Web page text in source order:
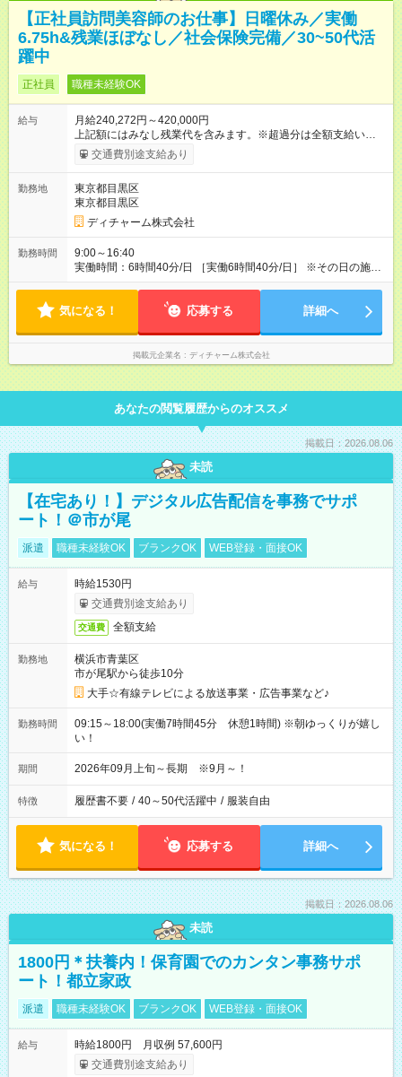
【正社員訪問美容師のお仕事】日曜休み／実働
6.75h&残業ほぼなし／社会保険完備／30~50代活
躍中
正社員 職種未経験OK
給与
月給240,272円～420,000円
上記額にはみなし残業代を含みます。※超過分は全額支給いたし
ます。 みなし残業代 56,772円／月 みなし残業時間 41.5時間／
月 【みなし残業について】 みなし残業には帰宅時間と帰宅後の
働がなくても固定の手当としてお支払いしています。 施設での
稼働が長引いた場合、その分の残業代をお支払いいたします。
【モデル年収】 入社2年目/チーフスタイリスト/40代：29万円
（週5日勤務、担当業務手当含む） 入社4年目/チームリーダ
ー/50代：35万円（週5日勤務、自家用車手当、担当業務手当含
む） 入社12年目/エリアマネージャー/40代：55万円（週6日勤
昇給あり 【各種手当】 土曜手当：1，000円、祝日手当：2，
000円 自家用車手当：25，000～35，000円（居住地域によ
る）、遠距離手当：移動距離・移動方法に応じて支給 各種担当
業務手当：担当業務・エリアに応じて支給 その他手当（通信手
当、アサイン協力手当、教育担当手当など） 【試用期間】試用
期間あり 試用期間の長さ：3ヶ月 雇用形態、給与は本採用時と
交通費別途支給あり
勤務地
東京都目黒区
東京都目黒区
ディチャーム株式会社
勤務時間
9:00～16:40
実働時間：6時間40分/日 ［実働6時間40分/日］ ※その日の施術
が早く終わった場合早めに帰宅できます。早めに帰宅の場合も
10時間程度、介護施設への訪問となるので遅くとも18時頃には
気になる！ 応募する 詳細へ
掲載元企業名 ディチャーム株式会社
あなたの閲覧履歴からのオススメ
掲載日：2026.08.06
未読
【在宅あり！】デジタル広告配信を事務でサポ
ート！＠市が尾
派遣 職種未経験OK ブランクOK WEB登録・面接OK
給与
時給1530円
交通費別途支給あり
交通費 全額支給
勤務地
横浜市青葉区
市が尾駅から徒歩10分
大手☆有線テレビによる放送事業・広告事業など♪
勤務時間
09:15～18:00(実働7時間45分 休憩1時間) ※朝ゆっくりが嬉し
い！
期間 2026年09月上旬～長期 ※9月～！
特徴 履歴書不要 / 40～50代活躍中 / 服装自由
気になる！ 応募する 詳細へ
掲載日：2026.08.06
未読
1800円＊扶養内！保育園でのカンタン事務サポ
ート！都立家政
派遣 職種未経験OK ブランクOK WEB登録・面接OK
給与
時給1800円 月収例 57,600円
交通費別途支給あり